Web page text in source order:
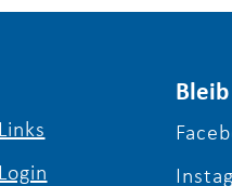
Schulabschluss
Links
Login